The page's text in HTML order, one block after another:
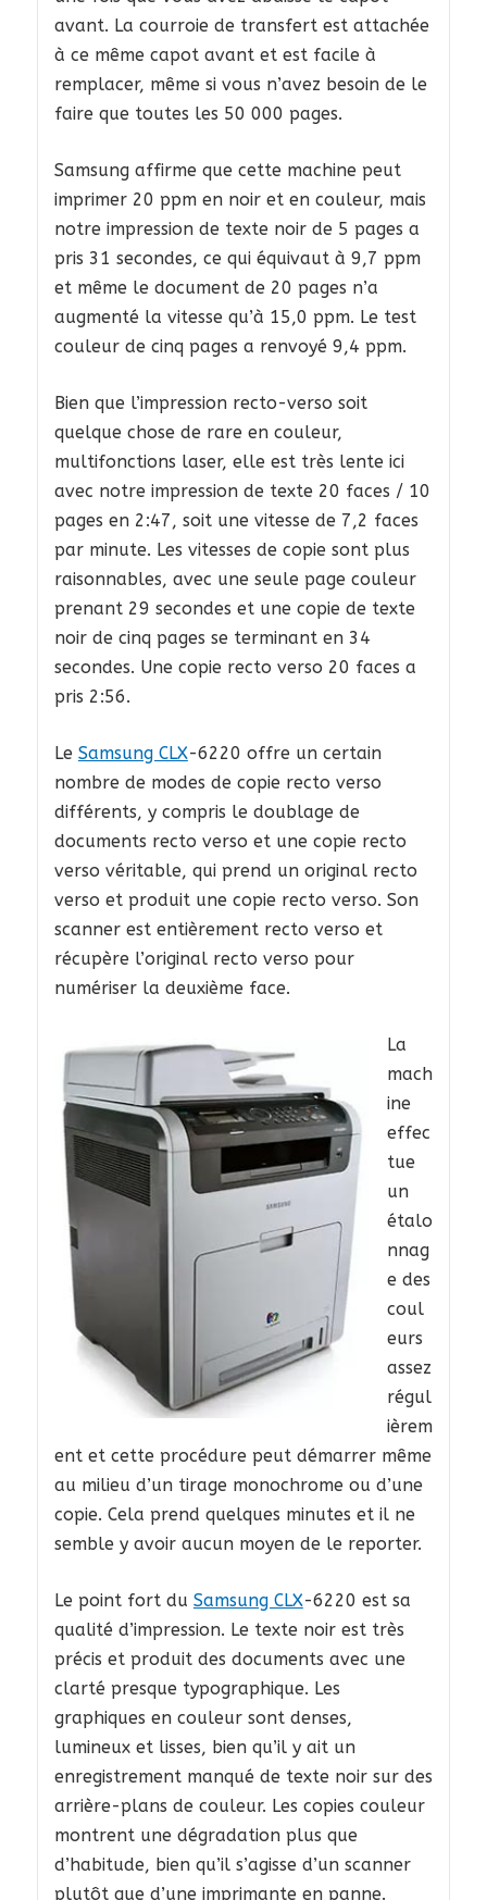
avant. La courroie de transfert est attachée
à ce même capot avant et est facile à
remplacer, même si vous n’avez besoin de le
faire que toutes les 50 000 pages.
Samsung affirme que cette machine peut
imprimer 20 ppm en noir et en couleur, mais
notre impression de texte noir de 5 pages a
pris 31 secondes, ce qui équivaut à 9,7 ppm
et même le document de 20 pages n’a
augmenté la vitesse qu’à 15,0 ppm. Le test
couleur de cinq pages a renvoyé 9,4 ppm.
Bien que l’impression recto-verso soit
quelque chose de rare en couleur,
multifonctions laser, elle est très lente ici
avec notre impression de texte 20 faces / 10
pages en 2:47, soit une vitesse de 7,2 faces
par minute. Les vitesses de copie sont plus
raisonnables, avec une seule page couleur
prenant 29 secondes et une copie de texte
noir de cinq pages se terminant en 34
secondes. Une copie recto verso 20 faces a
pris 2:56.
Le Samsung CLX-6220 offre un certain
nombre de modes de copie recto verso
différents, y compris le doublage de
documents recto verso et une copie recto
verso véritable, qui prend un original recto
verso et produit une copie recto verso. Son
scanner est entièrement recto verso et
récupère l’original recto verso pour
numériser la deuxième face.
La
mach
ine
effec
tue
un
étalo
nnag
e des
coul
eurs
assez
régul
ièrem
ent et cette procédure peut démarrer même
au milieu d’un tirage monochrome ou d’une
copie. Cela prend quelques minutes et il ne
semble y avoir aucun moyen de le reporter.
Le point fort du Samsung CLX-6220 est sa
qualité d’impression. Le texte noir est très
précis et produit des documents avec une
clarté presque typographique. Les
graphiques en couleur sont denses,
lumineux et lisses, bien qu’il y ait un
enregistrement manqué de texte noir sur des
arrière-plans de couleur. Les copies couleur
montrent une dégradation plus que
d’habitude, bien qu’il s’agisse d’un scanner
plutôt que d’une imprimante en panne.